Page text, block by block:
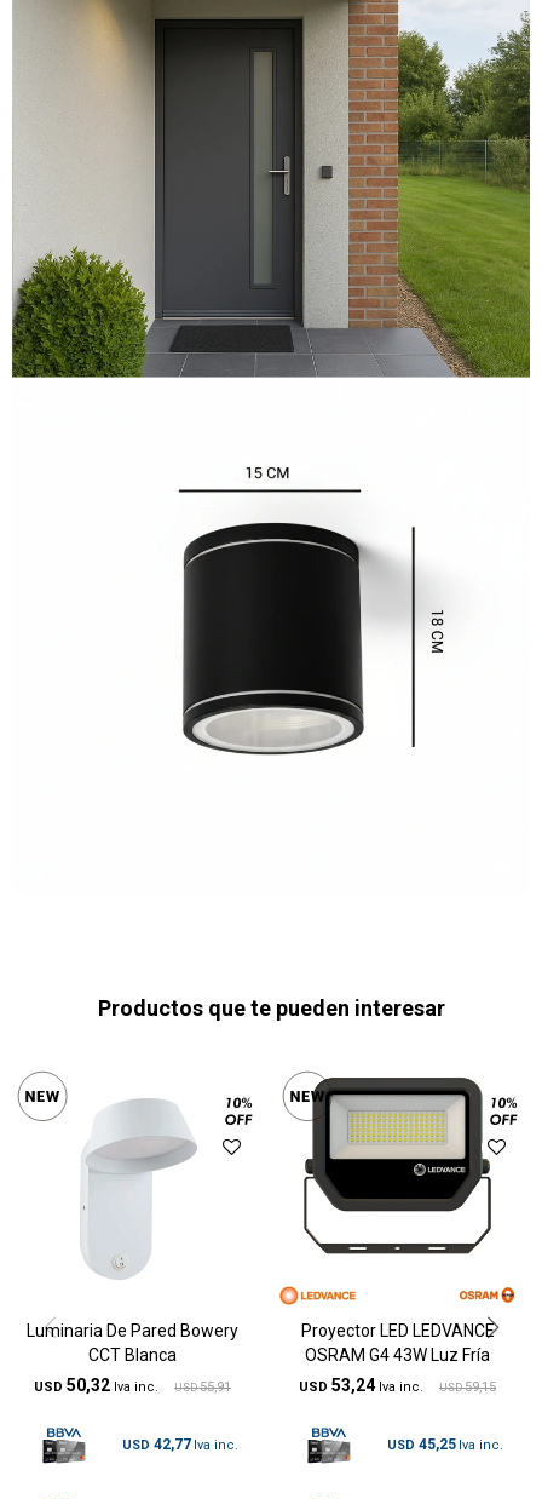
Productos que te pueden interesar
Luminaria De Pared Bowery
CCT Blanca
USD 50,32 USD 55,91
USD 42,77
Proyector LED LEDVANCE
OSRAM G4 43W Luz Fría
USD 53,24 USD 59,15
USD 45,25